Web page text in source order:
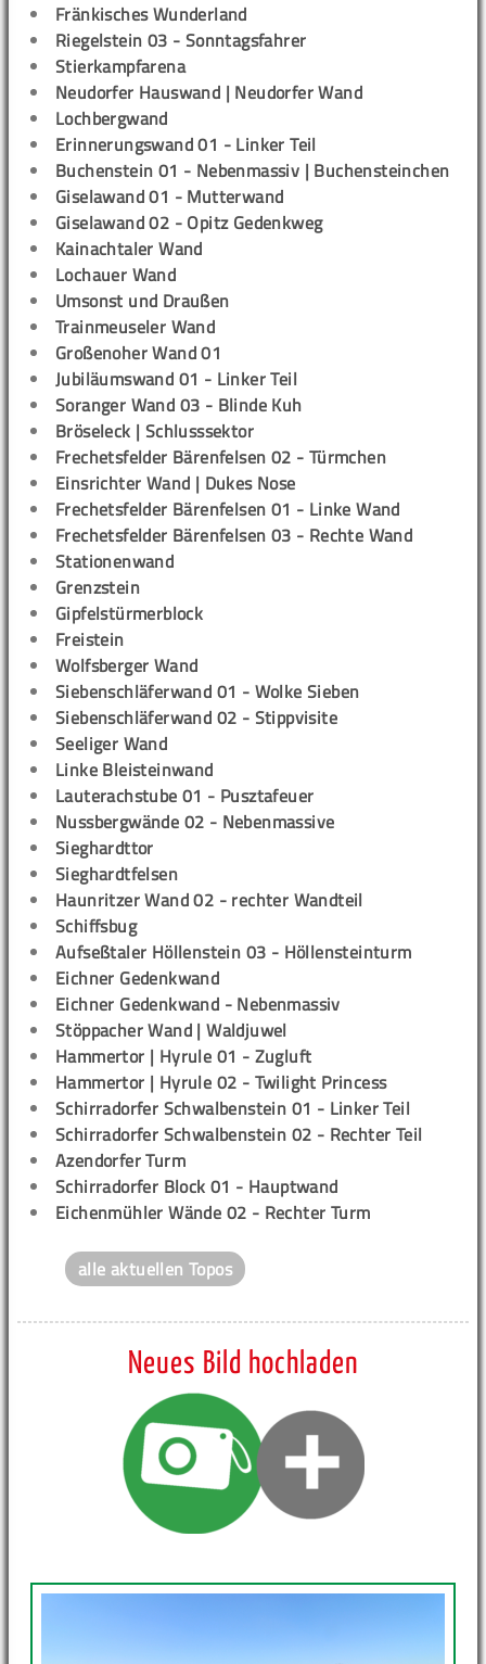
Fränkisches Wunderland
Riegelstein 03 - Sonntagsfahrer
Stierkampfarena
Neudorfer Hauswand | Neudorfer Wand
Lochbergwand
Erinnerungswand 01 - Linker Teil
Buchenstein 01 - Nebenmassiv | Buchensteinchen
Giselawand 01 - Mutterwand
Giselawand 02 - Opitz Gedenkweg
Kainachtaler Wand
Lochauer Wand
Umsonst und Draußen
Trainmeuseler Wand
Großenoher Wand 01
Jubiläumswand 01 - Linker Teil
Soranger Wand 03 - Blinde Kuh
Bröseleck | Schlusssektor
Frechetsfelder Bärenfelsen 02 - Türmchen
Einsrichter Wand | Dukes Nose
Frechetsfelder Bärenfelsen 01 - Linke Wand
Frechetsfelder Bärenfelsen 03 - Rechte Wand
Stationenwand
Grenzstein
Gipfelstürmerblock
Freistein
Wolfsberger Wand
Siebenschläferwand 01 - Wolke Sieben
Siebenschläferwand 02 - Stippvisite
Seeliger Wand
Linke Bleisteinwand
Lauterachstube 01 - Pusztafeuer
Nussbergwände 02 - Nebenmassive
Sieghardttor
Sieghardtfelsen
Haunritzer Wand 02 - rechter Wandteil
Schiffsbug
Aufseßtaler Höllenstein 03 - Höllensteinturm
Eichner Gedenkwand
Eichner Gedenkwand - Nebenmassiv
Stöppacher Wand | Waldjuwel
Hammertor | Hyrule 01 - Zugluft
Hammertor | Hyrule 02 - Twilight Princess
Schirradorfer Schwalbenstein 01 - Linker Teil
Schirradorfer Schwalbenstein 02 - Rechter Teil
Azendorfer Turm
Schirradorfer Block 01 - Hauptwand
Eichenmühler Wände 02 - Rechter Turm
alle aktuellen Topos
Neues Bild hochladen